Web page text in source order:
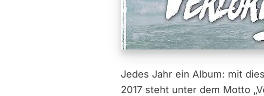
Jedes Jahr ein Album: mit
2017 steht unter dem Motto